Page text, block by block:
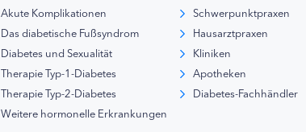
Akute Komplikationen
Das diabetische Fußsyndrom
Diabetes und Sexualität
Therapie Typ-1-Diabetes
Therapie Typ-2-Diabetes
Weitere hormonelle Erkrankungen
Schwerpunktpraxen
Hausarztpraxen
Kliniken
Apotheken
Diabetes-Fachhändler